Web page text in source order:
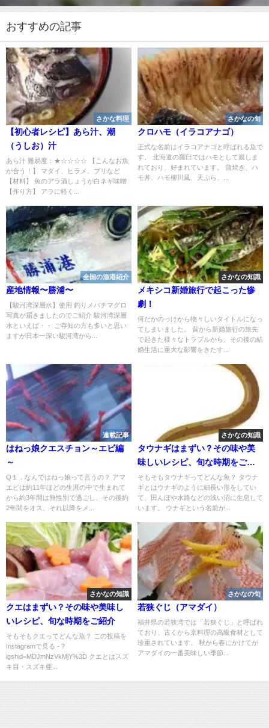
おすすめの記事
さかな料理
【初心者レシピ】あら汁、潮
（うしお）汁
あら汁 難易度：★☆☆☆☆ 【こんなお魚
が合う！】 マダイ、ヒラメ、ブリなど
【材料】 魚のアラ酒しょうが白ネギ味噌
【作り方】 アラに軽く...
さかなの旬
クロハモ（イラコアナゴ）
正式な名前はイラコアナゴと呼ばれる魚で
す。 北海道の羅臼ではハモとして親しま
れており、好まれています。 蒲焼き、ハ
モ丼、ハモ柳川風、天ぷら、...
全国の漁港紹介
産地情報〜勝浦〜
【駿河湾深層水】使用 釣りメバチマグロ
写真が届きましたのでご紹介 駿河湾深層
水といえば・・ ご存知の方も多いと思い
ますが日本一深い駿河湾から...
さかなの知識
メキシコ新婚旅行で起こった惨
劇！
何だかのっけから物々しいタイトルになっ
てしまいました。 昔から新婚旅行の旅先
で起きた様々なトラブルから、その後の結
婚生活に重大な影響をきたす...
連載記事
はねっ娘クエスチョン～エビ編
～
Q１．なんではねっ娘って言うの？ アマ
エビは約11年ほどの生涯の中で生まれて
から約3年間は無性別で過ごし、その後約
2年間をオス、それ以降をメ...
さかなの知識
タウナギはまずい？その味や美
味しいレシピ、旬な時期をご紹
介
そもそもタウナギってどんな魚？ タウナ
ギとはウナギのように細長い形をしてい
て、田んぼや水路などの浅い沼に生息して
います。 ウナギという名前が...
さかなの知識
クエはまずい？その味や美味し
いレシピ、旬な時期をご紹介
そもそもクエってどんな魚？ この投稿を
Instagramで見る - ?
igshid=MDJmNzVkMjY%3D クエとはスズ
キ目・スズキ亜...
さかなの旬
若狭ぐじ（アマダイ）
福井県の若狭湾では「若狭ぐじ」と呼ばれ
ており、古くから京料理の高級食材として
珍重されています。 秋から春にかけてが
アマダイの一番美味しい季節...